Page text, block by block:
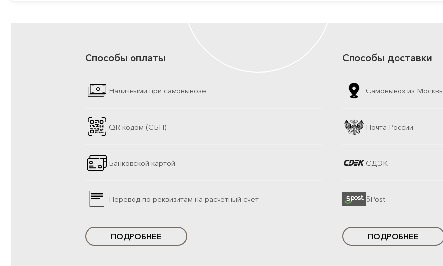
Способы оплаты
Наличными при самовывозе
QR кодом (СБП)
Банковской картой
Перевод по реквизитам на расчетный счет
ПОДРОБНЕЕ
Способы доставки
Самовывоз из
Почта России
СДЭК
5Post
ПОДРОБНЕЕ